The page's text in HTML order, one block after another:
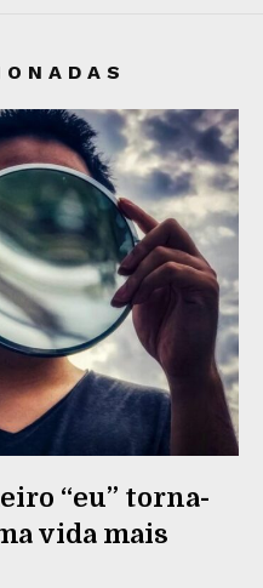
“eu” torna-
vida mais